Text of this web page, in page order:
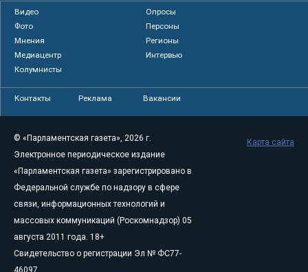
Видео
Опросы
Фото
Персоны
Мнения
Регионы
Медиацентр
Интервью
Колумнисты
Контакты Реклама Вакансии
© «Парламентская газета», 2026 г.
Электронное периодическое издание
«Парламентская газета» зарегистрировано в
Федеральной службе по надзору в сфере
связи, информационных технологий и
массовых коммуникаций (Роскомнадзор) 05
августа 2011 года. 18+
Свидетельство о регистрации Эл № ФС77-
46097
Карта сайта